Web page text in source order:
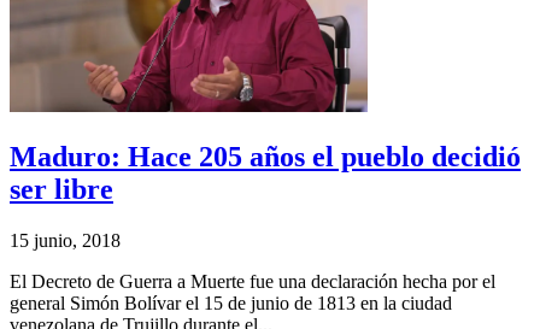
Maduro: Hace 205 años el pueblo decidió
ser libre
15 junio, 2018
El Decreto de Guerra a Muerte fue una declaración hecha por el
general Simón Bolívar el 15 de junio de 1813 en la ciudad
venezolana de Trujillo durante el...